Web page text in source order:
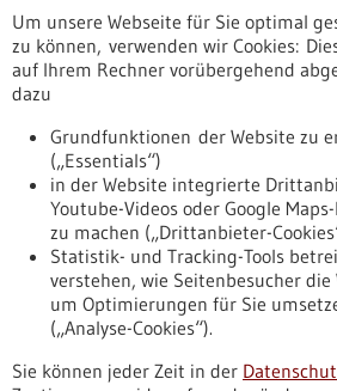
Erscheinungsdatum
Nach oben
Um unsere Webseite für Sie optimal
zu können, verwenden wir Cookies:
auf Ihrem Rechner vorübergehend
dazu
Grundfunktionen der Website zu
(„Essentials“)
in der Website integrierte
Youtube-Videos oder Google
zu machen („Drittanbieter-
Statistik- und Tracking-Tools
verstehen, wie Seitenbesucher
um Optimierungen für Sie
(„Analyse-Cookies“).
Sie können jeder Zeit in der